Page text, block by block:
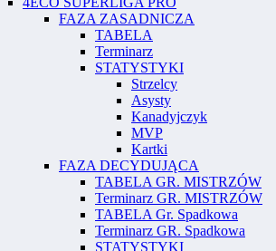
FAZA ZASADNICZA
TABELA
Terminarz
STATYSTYKI
Strzelcy
Asysty
Kanadyjczyk
MVP
Kartki
FAZA DECYDUJĄCA
TABELA GR. MISTRZÓW
Terminarz GR. MISTRZÓW
TABELA Gr. Spadkowa
Terminarz GR. Spadkowa
STATYSTYKI